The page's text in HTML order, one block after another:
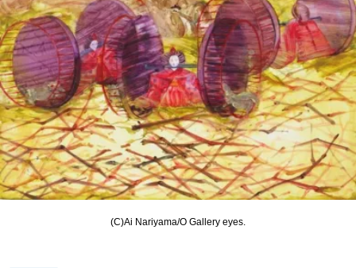
(C)Ai Nariyama/O Gallery eyes.